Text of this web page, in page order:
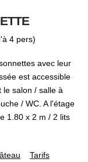
4 pers)
avec leur
est accessible
le salon / salle à
/ WC. A l'étage
1.80 x 2 m / 2 lits
Tarifs